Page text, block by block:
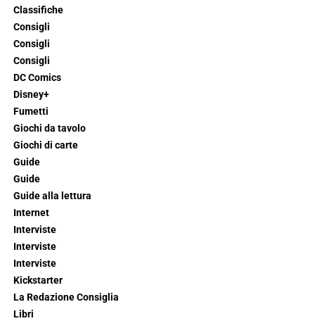
Classifiche
Consigli
Consigli
Consigli
DC Comics
Disney+
Fumetti
Giochi da tavolo
Giochi di carte
Guide
Guide
Guide alla lettura
Internet
Interviste
Interviste
Interviste
Kickstarter
La Redazione Consiglia
Libri